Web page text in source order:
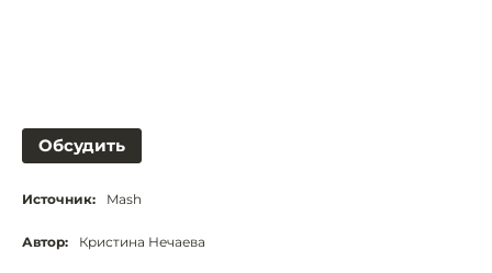
Обсудить
Источник: Mash
Автор: Кристина Нечаева